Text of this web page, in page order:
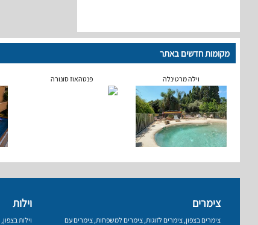
מקומות חדשים באתר
וילה מרטינלה פנטהאוז סונורה
צימרים
צימרים בצפון, צימרים לזוגות, צימרים למשפחות, צימרים עם
וילות
וילות בצפון,